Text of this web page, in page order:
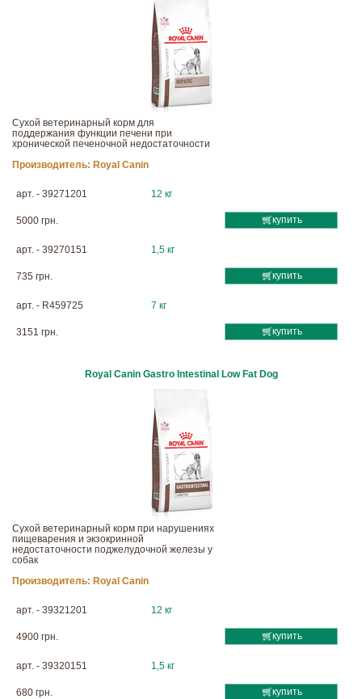
Сухой ветеринарный корм для
поддержания функции печени при
хронической печеночной недостаточности
Производитель: Royal Canin
арт. - 39271201 12 кг
5000 грн. купить
арт. - 39270151 1,5 кг
735 грн. купить
арт. - R459725 7 кг
3151 грн. купить
Royal Canin Gastro Intestinal Low Fat Dog
Сухой ветеринарный корм при нарушениях
пищеварения и экзокринной
недостаточности поджелудочной железы у
собак
Производитель: Royal Canin
арт. - 39321201 12 кг
4900 грн. купить
арт. - 39320151 1,5 кг
680 грн. купить